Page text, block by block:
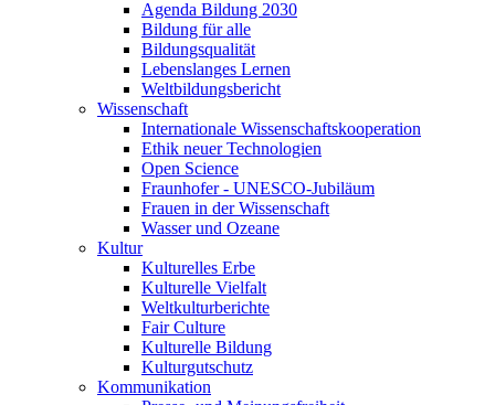
Agenda Bildung 2030
Bildung für alle
Bildungsqualität
Lebenslanges Lernen
Weltbildungsbericht
Wissenschaft
Internationale Wissenschaftskooperation
Ethik neuer Technologien
Open Science
Fraunhofer - UNESCO-Jubiläum
Frauen in der Wissenschaft
Wasser und Ozeane
Kultur
Kulturelles Erbe
Kulturelle Vielfalt
Weltkulturberichte
Fair Culture
Kulturelle Bildung
Kulturgutschutz
Kommunikation